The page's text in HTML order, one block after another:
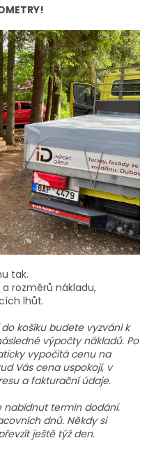
tak.
rozměrů nákladu,
lhůt.
košíku budete vyzváni k
výpočty nákladů. Po
vypočítá cenu na
Vás cena uspokojí, v
a fakturační údaje.
nabídnut termín dodání.
dnů. Někdy si
ještě týž den.